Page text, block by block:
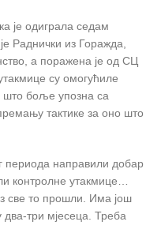
је одиграла седам
Раднички из Горажда,
а поражена је од СЦ
су омогућиле
што боље упозна са
тактике за оно што
направили добар
контролне утакмице…
све то прошли. Има још
три мјесеца. Треба